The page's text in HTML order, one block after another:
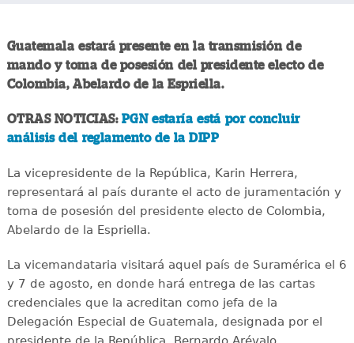
Guatemala estará presente en la transmisión de
mando y toma de posesión del presidente electo de
Colombia, Abelardo de la Espriella.
OTRAS NOTICIAS: PGN estaría está por concluir
análisis del reglamento de la DIPP
La vicepresidente de la República, Karin Herrera,
representará al país durante el acto de juramentación y
toma de posesión del presidente electo de Colombia,
Abelardo de la Espriella.
La vicemandataria visitará aquel país de Suramérica el 6
y 7 de agosto, en donde hará entrega de las cartas
credenciales que la acreditan como jefa de la
Delegación Especial de Guatemala, designada por el